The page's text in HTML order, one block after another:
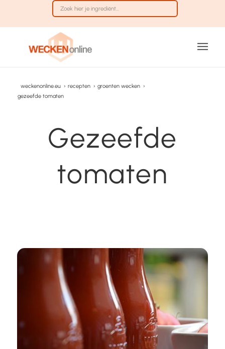
weckenonline.eu › recepten › groenten wecken ›
gezeefde tomaten
Gezeefde
tomaten